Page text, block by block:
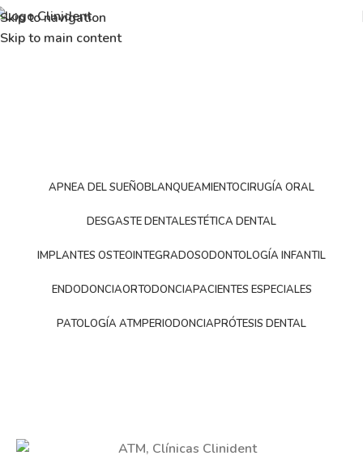
Skip to navigation
Skip to main content
APNEA DEL SUEÑOBLANQUEAMIENTOCIRUGÍA ORAL
DESGASTE DENTALESTÉTICA DENTAL
IMPLANTES OSTEOINTEGRADOSODONTOLOGÍA INFANTIL
ENDODONCIAORTODONCIAPACIENTES ESPECIALES
PATOLOGÍA ATMPERIODONCIAPRÓTESIS DENTAL